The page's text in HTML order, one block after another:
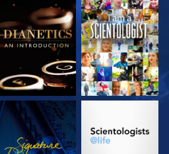
VERKEN DE SERIE KIJK
KIJK VERKEN DE SERIE